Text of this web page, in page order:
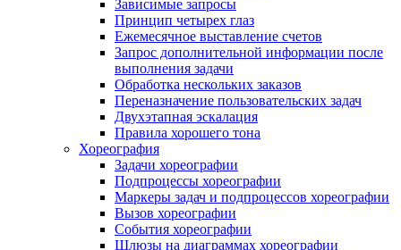
Зависимые запросы
Принцип четырех глаз
Ежемесячное выставление счетов
Запрос дополнительной информации после
выполнения задачи
Обработка нескольких заказов
Переназначение пользовательских задач
Двухэтапная эскалация
Правила хорошего тона
Хореография
Задачи хореографии
Подпроцессы хореографии
Маркеры задач и подпроцессов хореографии
Вызов хореографии
События хореографии
Шлюзы на диаграммах хореографии